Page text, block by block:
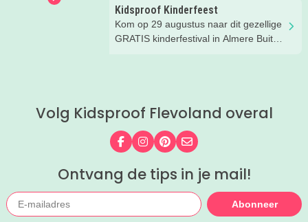
het water tijdens de populaire
zwemdisco's.
over de Romeinen die hier vroeger
hebben gewoond.
Kidsproof Kinderfeest
Kom op 29 augustus naar dit gezellige
GRATIS kinderfestival in Almere Buiten
Volg Kidsproof Flevoland overal
Volg ons op Facebook
Volg ons op Instagram
Volg ons op Pinterest
Mail ons
Ontvang de tips in je mail!
Abonneer